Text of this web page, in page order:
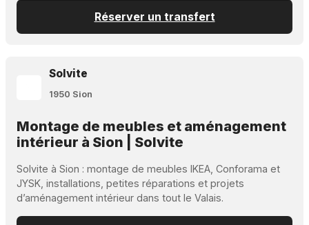
Réserver un transfert
Solvite
1950 Sion
Montage de meubles et aménagement
intérieur à Sion | Solvite
Solvite à Sion : montage de meubles IKEA, Conforama et
JYSK, installations, petites réparations et projets
d’aménagement intérieur dans tout le Valais.